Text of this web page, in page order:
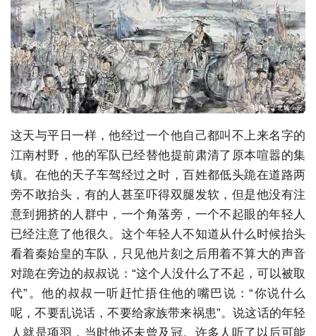
这天与平日一样，他经过一个他自己都叫不上来名字的
江南村野，他的军队已经替他提前肃清了原本喧嚣的集
镇。在他的天子车驾经过之时，百姓都低头跪在道路两
旁不敢抬头，有的人甚至吓得双腿发软，但是他没有注
意到拥挤的人群中，一个角落旁，一个不起眼的年轻人
已经注意了他很久。这个年轻人不知道从什么时候抬头
看着秦始皇的车队，只见他片刻之后用着不算大的声音
对跪在旁边的叔叔说：“这个人没什么了不起，可以被取
代”。他的叔叔一听赶忙捂住他的嘴巴说：“你说什么
呢，不要乱说话，不要给家族带来祸患”。说这话的年轻
人就是项羽，当时他还未曾及冠。许多人听了以后可能